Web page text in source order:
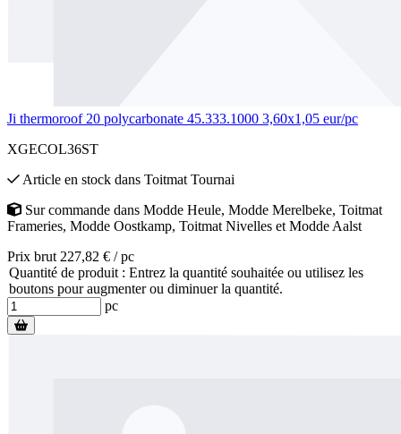
Ji thermoroof 20 polycarbonate 45.333.1000 3,60x1,05 eur/pc
XGECOL36ST
Article en stock dans Toitmat Tournai
Sur commande dans Modde Heule, Modde Merelbeke, Toitmat
Frameries, Modde Oostkamp, Toitmat Nivelles et Modde Aalst
Prix brut 227,82 € / pc
Quantité de produit : Entrez la quantité souhaitée ou utilisez les
boutons pour augmenter ou diminuer la quantité.
pc